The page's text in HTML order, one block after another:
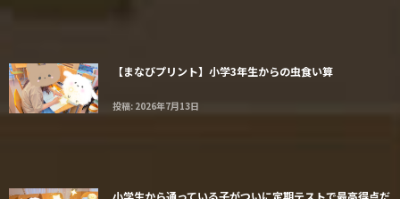
【まなびプリント】小学3年生からの虫食い算
投稿: 2026年7月13日
小学生から通っている子がついに定期テストで最高得点だ